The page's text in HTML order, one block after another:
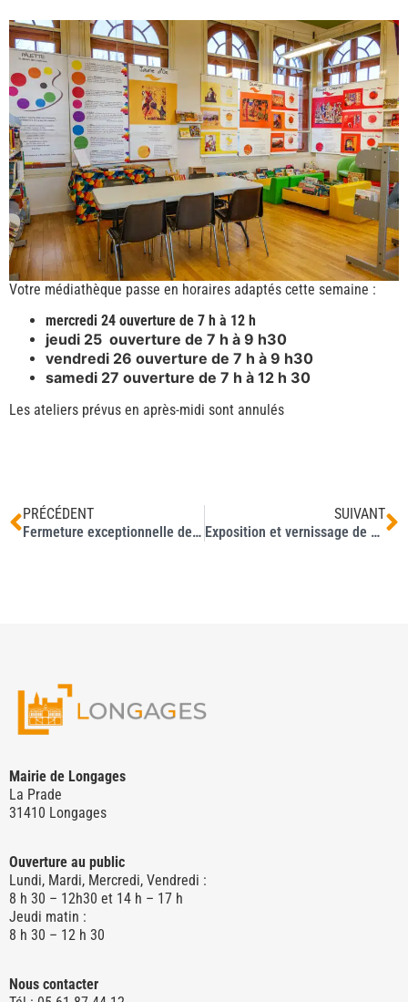
Votre médiathèque passe en horaires adaptés cette semaine :
mercredi 24 ouverture de 7 h à 12 h
jeudi 25 ouverture de 7 h à 9 h30
vendredi 26 ouverture de 7 h à 9 h30
samedi 27 ouverture de 7 h à 12 h 30
Les ateliers prévus en après-midi sont annulés
PRÉCÉDENT
Fermeture exceptionnelle de votre agence postale jeudi 25 juin après-midi
SUIVANT
Exposition et vernissage de Michel Molvot et Christian Martinez
Mairie de Longages
La Prade
31410 Longages
Ouverture au public
Lundi, Mardi, Mercredi, Vendredi :
8 h 30 – 12h30 et 14 h – 17 h
Jeudi matin :
8 h 30 – 12 h 30
Nous contacter